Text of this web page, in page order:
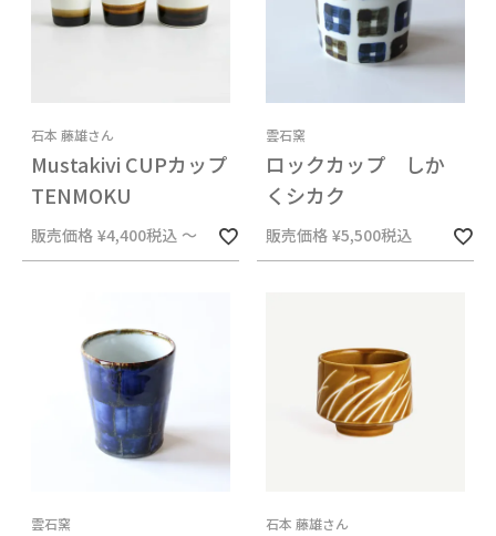
石本 藤雄さん
Mustakivi CUPカップ
TENMOKU
販売価格 ¥4,400税込 〜
雲石窯
ロックカップ しか
くシカク
販売価格 ¥5,500税込
雲石窯 石本 藤雄さん